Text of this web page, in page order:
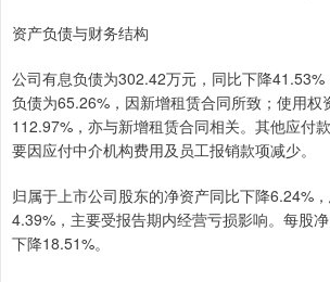
资产负债与财务结构
公司有息负债为302.42万元，同比下降
负债为65.26%，因新增租赁合同所致；使用权
112.97%，亦与新增租赁合同相关。其他应付
要因应付中介机构费用及员工报销款项减少。
归属于上市公司股东的净资产同比下降6.24%
4.39%，主要受报告期内经营亏损影响。每股
下降18.51%。